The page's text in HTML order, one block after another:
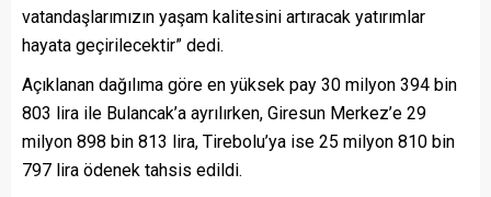
vatandaşlarımızın yaşam kalitesini artıracak yatırımlar
hayata geçirilecektir” dedi.
Açıklanan dağılıma göre en yüksek pay 30 milyon 394 bin
803 lira ile Bulancak’a ayrılırken, Giresun Merkez’e 29
milyon 898 bin 813 lira, Tirebolu’ya ise 25 milyon 810 bin
797 lira ödenek tahsis edildi.